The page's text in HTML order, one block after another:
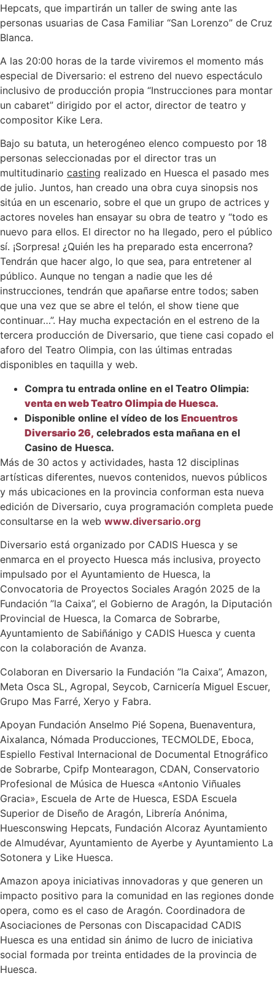
Hepcats, que impartirán un taller de swing ante las
personas usuarias de Casa Familiar “San Lorenzo” de Cruz
Blanca.
A las 20:00 horas de la tarde viviremos el momento más
especial de Diversario: el estreno del nuevo espectáculo
inclusivo de producción propia “Instrucciones para montar
un cabaret” dirigido por el actor, director de teatro y
compositor Kike Lera.
Bajo su batuta, un heterogéneo elenco compuesto por 18
personas seleccionadas por el director tras un
multitudinario casting realizado en Huesca el pasado mes
de julio. Juntos, han creado una obra cuya sinopsis nos
sitúa en un escenario, sobre el que un grupo de actrices y
actores noveles han ensayar su obra de teatro y “todo es
nuevo para ellos. El director no ha llegado, pero el público
sí. ¡Sorpresa! ¿Quién les ha preparado esta encerrona?
Tendrán que hacer algo, lo que sea, para entretener al
público. Aunque no tengan a nadie que les dé
instrucciones, tendrán que apañarse entre todos; saben
que una vez que se abre el telón, el show tiene que
continuar…”. Hay mucha expectación en el estreno de la
tercera producción de Diversario, que tiene casi copado el
aforo del Teatro Olimpia, con las últimas entradas
disponibles en taquilla y web.
Compra tu entrada online en el Teatro Olimpia:
venta en web Teatro Olimpia de Huesca.
Disponible online el vídeo de los Encuentros
Diversario 26, celebrados esta mañana en el
Casino de Huesca.
Más de 30 actos y actividades, hasta 12 disciplinas
artísticas diferentes, nuevos contenidos, nuevos públicos
y más ubicaciones en la provincia conforman esta nueva
edición de Diversario, cuya programación completa puede
consultarse en la web www.diversario.org
Diversario está organizado por CADIS Huesca y se
enmarca en el proyecto Huesca más inclusiva, proyecto
impulsado por el Ayuntamiento de Huesca, la
Convocatoria de Proyectos Sociales Aragón 2025 de la
Fundación ”la Caixa”, el Gobierno de Aragón, la Diputación
Provincial de Huesca, la Comarca de Sobrarbe,
Ayuntamiento de Sabiñánigo y CADIS Huesca y cuenta
con la colaboración de Avanza.
Colaboran en Diversario la Fundación ”la Caixa”, Amazon,
Meta Osca SL, Agropal, Seycob, Carnicería Miguel Escuer,
Grupo Mas Farré, Xeryo y Fabra.
Apoyan Fundación Anselmo Pié Sopena, Buenaventura,
Aixalanca, Nómada Producciones, TECMOLDE, Eboca,
Espiello Festival Internacional de Documental Etnográfico
de Sobrarbe, Cpifp Montearagon, CDAN, Conservatorio
Profesional de Música de Huesca «Antonio Viñuales
Gracia», Escuela de Arte de Huesca, ESDA Escuela
Superior de Diseño de Aragón, Librería Anónima,
Huesconswing Hepcats, Fundación Alcoraz Ayuntamiento
de Almudévar, Ayuntamiento de Ayerbe y Ayuntamiento La
Sotonera y Like Huesca.
Amazon apoya iniciativas innovadoras y que generen un
impacto positivo para la comunidad en las regiones donde
opera, como es el caso de Aragón. Coordinadora de
Asociaciones de Personas con Discapacidad CADIS
Huesca es una entidad sin ánimo de lucro de iniciativa
social formada por treinta entidades de la provincia de
Huesca.